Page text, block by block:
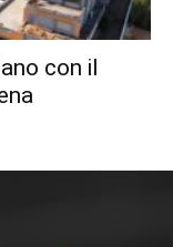
con il